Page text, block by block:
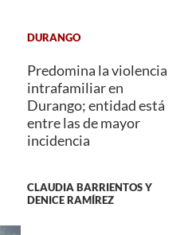
DURANGO
Predomina la violencia
intrafamiliar en
Durango; entidad está
entre las de mayor
incidencia
CLAUDIA BARRIENTOS Y
DENICE RAMÍREZ